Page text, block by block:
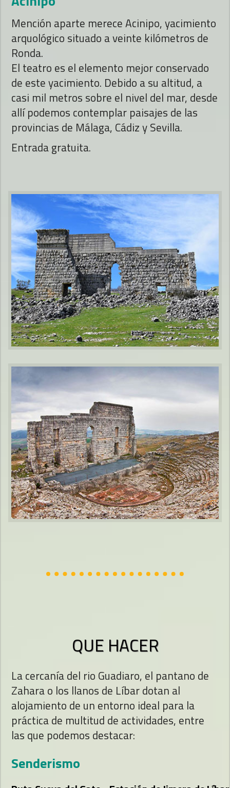
Mención aparte merece Acinipo, yacimiento
arquológico situado a veinte kilómetros de
Ronda.
El teatro es el elemento mejor conservado
de este yacimiento. Debido a su altitud, a
casi mil metros sobre el nivel del mar, desde
allí podemos contemplar paisajes de las
provincias de Málaga, Cádiz y Sevilla.
Entrada gratuita.
QUE HACER
La cercanía del rio Guadiaro, el pantano de
Zahara o los llanos de Líbar dotan al
alojamiento de un entorno ideal para la
práctica de multitud de actividades, entre
las que podemos destacar:
Senderismo